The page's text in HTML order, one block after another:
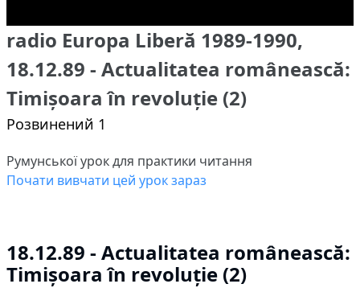
radio Europa Liberă 1989-1990,
18.12.89 - Actualitatea românească:
Timișoara în revoluție (2)
Розвинений 1
Румунської урок для практики читання
Почати вивчати цей урок зараз
18.12.89 - Actualitatea românească:
Timișoara în revoluție (2)